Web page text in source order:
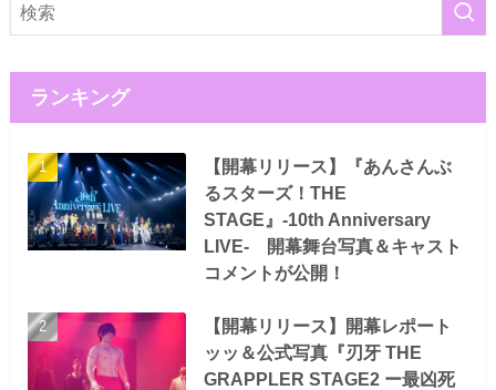
ランキング
【開幕リリース】『あんさんぶ
るスターズ！THE
STAGE』-10th Anniversary
LIVE- 開幕舞台写真＆キャスト
コメントが公開！
【開幕リリース】開幕レポート
ッッ＆公式写真『刃牙 THE
GRAPPLER STAGE2 ー最凶死